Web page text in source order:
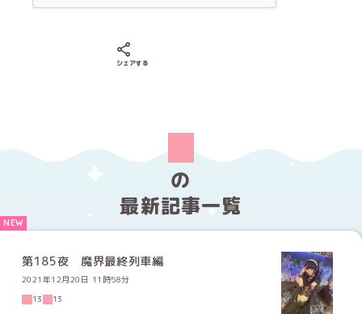
シェアする
の
最新記事一覧
第185夜 魔界最終列車編
2021年12月20日 11時58分
13
13